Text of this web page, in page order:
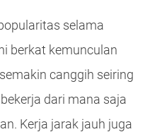
selama
berkat kemunculan
canggih seiring
dari mana saja
Kerja jarak jauh juga